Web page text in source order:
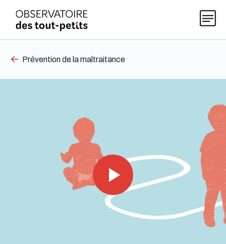
Thématiques
Publications
Actualités
Prévention de la maltraitance